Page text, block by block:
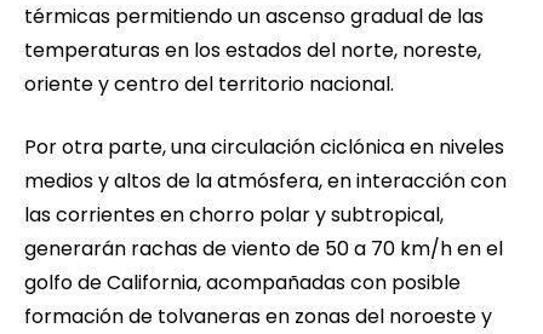
térmicas permitiendo un ascenso gradual de las
temperaturas en los estados del norte, noreste,
oriente y centro del territorio nacional.
Por otra parte, una circulación ciclónica en niveles
medios y altos de la atmósfera, en interacción con
las corrientes en chorro polar y subtropical,
generarán rachas de viento de 50 a 70 km/h en el
golfo de California, acompañadas con posible
formación de tolvaneras en zonas del noroeste y